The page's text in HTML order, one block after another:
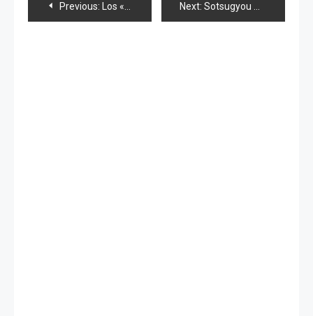
Previous: Los «Matsuri» de verano en Japón Next: Sotsugyou Omedeto, Yuki Maeda